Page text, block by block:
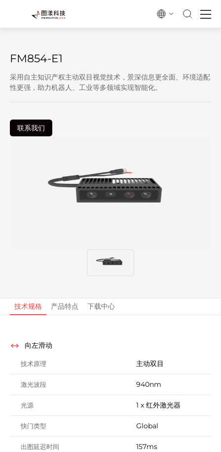
FM854-E1
采用自主知识产权主动双目视觉技术，景深信息更全面、环境适配
性更强，助力机器人、工业等多领域实现智能化。
联系我们
技术规格 产品特点 下载中心
向左滑动
技术原理 主动双目
激光波段 940nm
光源 1 x 红外激光器
快门类型 Global
出图延迟时间 157ms